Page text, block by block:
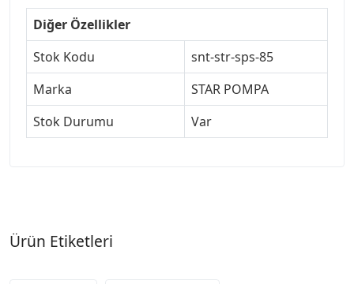
Diğer Özellikler
Stok Kodu
snt-str-sps-85
Marka
STAR POMPA
Stok Durumu
Var
Ürün Etiketleri